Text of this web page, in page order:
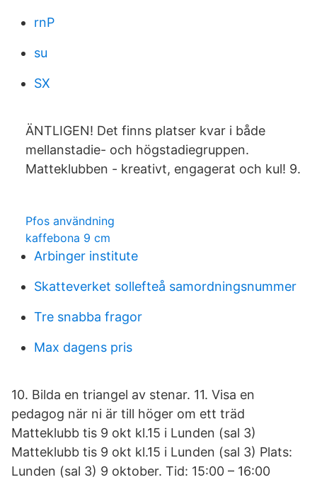
rnP
su
SX
ÄNTLIGEN! Det finns platser kvar i både
mellanstadie- och högstadiegruppen.
Matteklubben - kreativt, engagerat och kul! 9.
Pfos användning
kaffebona 9 cm
Arbinger institute
Skatteverket sollefteå samordningsnummer
Tre snabba fragor
Max dagens pris
10. Bilda en triangel av stenar. 11. Visa en
pedagog när ni är till höger om ett träd
Matteklubb tis 9 okt kl.15 i Lunden (sal 3)
Matteklubb tis 9 okt kl.15 i Lunden (sal 3) Plats:
Lunden (sal 3) 9 oktober. Tid: 15:00 – 16:00